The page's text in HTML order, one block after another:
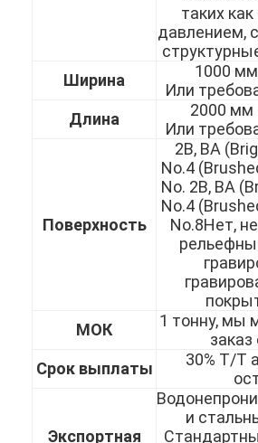
Экскурсия по заводу
Контроль качества
Свяжитесь с нами
холоднопрокатный лист
Холоднопрокатная катушка
горячекатаный лист
Горячекатаная катушка
таких
давлением,
Ширина
1000
Или
Длина
2000 мм
Или
Поверхность
2B, BA
No.4
No. 2B, BA
No.4
No.8Нет,
МОК
1 тонну, мы
заказ
Срок выплаты
30% Т/Т
Экспортная
и